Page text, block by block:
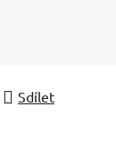
Sdílet